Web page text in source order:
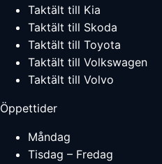
Taktält till Kia
Taktält till Skoda
Taktält till Toyota
Taktält till Volkswagen
Taktält till Volvo
Öppettider
Måndag
Tisdag – Fredag